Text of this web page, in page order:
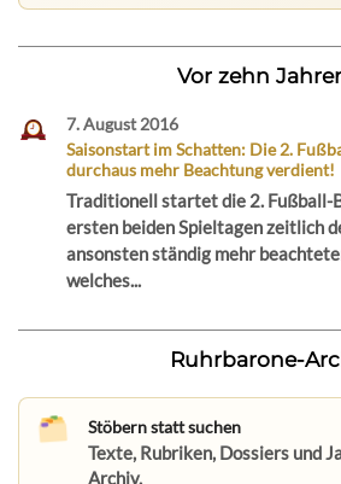
Vor zehn
7. August 2016
Saisonstart im Schatten: Die 2.
durchaus mehr Beachtung verdient!
Traditionell startet die 2. Fußball-
ersten beiden Spieltagen zeitlich
ansonsten ständig mehr
welches...
Ruhrbarone-
Stöbern statt suchen
Texte, Rubriken, Dossiers und
Archiv.